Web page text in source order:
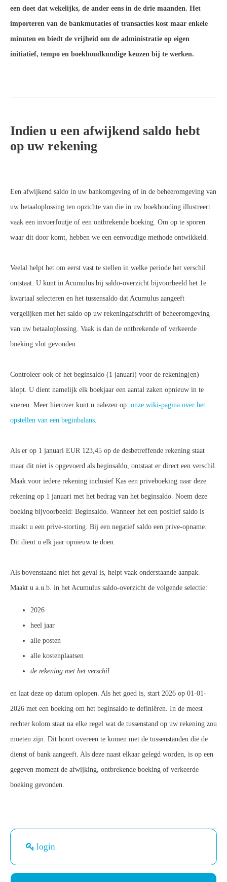
een doet dat wekelijks, de ander eens in de drie maanden. Het
importeren van de bankmutaties of transacties kost maar enkele
minuten en biedt de vrijheid om de administratie op eigen
initiatief, tempo en boekhoudkundige keuzen bij te werken.
Indien u een afwijkend saldo hebt
op uw rekening
Een afwijkend saldo in uw bankomgeving of in de beheeromgeving van
uw betaaloplossing ten opzichte van die in uw boekhouding illustreert
vaak een invoerfoutje of een ontbrekende boeking. Om op te sporen
waar dit door komt, hebben we een eenvoudige methode ontwikkeld.
Veelal helpt het om eerst vast te stellen in welke periode het verschil
ontstaat. U kunt in Acumulus bij saldo-overzicht bijvoorbeeld het 1e
kwartaal selecteren en het tussensaldo dat Acumulus aangeeft
vergelijken met het saldo op uw rekeningafschrift of beheeromgeving
van uw betaaloplossing. Vaak is dan de ontbrekende of verkeerde
boeking vlot gevonden.
Controleer ook of het beginsaldo (1 januari) voor de rekening(en)
klopt. U dient namelijk elk boekjaar een aantal zaken opnieuw in te
voeren. Meer hierover kunt u nalezen op: onze wiki-pagina over het
opstellen van een beginbalans.
Als er op 1 januari EUR 123,45 op de desbetreffende rekening staat
maar dit niet is opgevoerd als beginsaldo, ontstaat er direct een verschil.
Maak voor iedere rekening inclusief Kas een priveboeking naar deze
rekening op 1 januari met het bedrag van het beginsaldo. Noem deze
boeking bijvoorbeeld: Beginsaldo. Wanneer het een positief saldo is
maakt u een prive-storting. Bij een negatief saldo een prive-opname.
Dit dient u elk jaar opnieuw te doen.
Als bovenstaand niet het geval is, helpt vaak onderstaande aanpak.
Maakt u a.u.b. in het Acumulus saldo-overzicht de volgende selectie:
2026
heel jaar
alle posten
alle kostenplaatsen
de rekening met het verschil
en laat deze op datum oplopen. Als het goed is, start 2026 op 01-01-
2026 met een boeking om het beginsaldo te definiëren. In de meest
rechter kolom staat na elke regel wat de tussenstand op uw rekening zou
moeten zijn. Dit hoort overeen te komen met de tussenstanden die de
dienst of bank aangeeft. Als deze naast elkaar gelegd worden, is op een
gegeven moment de afwijking, ontbrekende boeking of verkeerde
boeking gevonden.
login